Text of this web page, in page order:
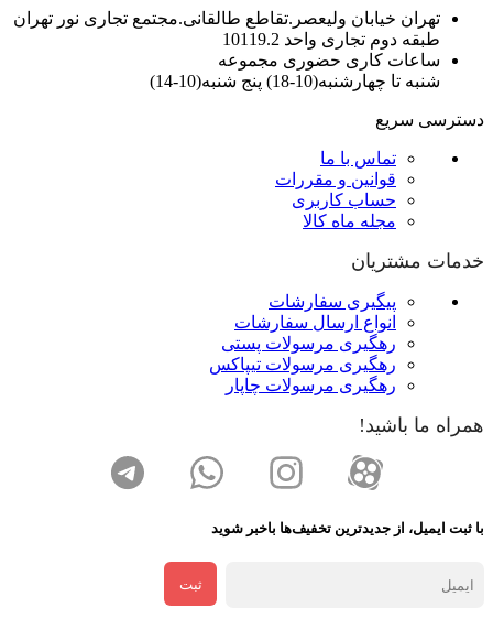
تهران خیابان ولیعصر.تقاطع طالقانی.مجتمع تجاری نور تهران
طبقه دوم تجاری واحد 10119.2
ساعات کاری حضوری مجموعه
شنبه تا چهارشنبه(10-18) پنج شنبه(10-14)
دسترسی سریع
تماس با ما
قوانین و مقررات
حساب کاربری
مجله ماه کالا
خدمات مشتریان
پیگیری سفارشات
انواع ارسال سفارشات
رهگیری مرسولات پستی
رهگیری مرسولات تیپاکس
رهگیری مرسولات چاپار
همراه ما باشید!
با ثبت ایمیل، از جدید‌ترین تخفیف‌ها با‌خبر شوید
ثبت